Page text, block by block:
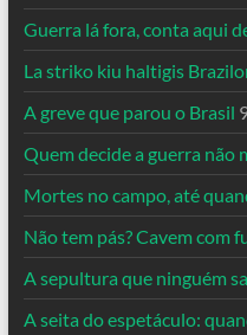
Guerra lá fora, conta aqui
La striko kiu haltigis
A greve que parou o Brasil
Quem decide a guerra não
Mortes no campo, até
Não tem pás? Cavem com
A sepultura que ninguém
A seita do espetáculo: